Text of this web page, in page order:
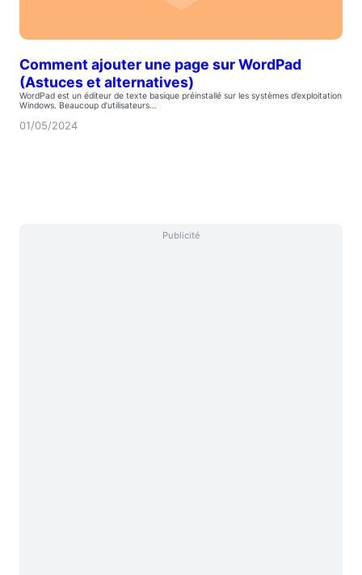
Comment ajouter une page sur WordPad
(Astuces et alternatives)
WordPad est un éditeur de texte basique préinstallé sur les systèmes d’exploitation
Windows. Beaucoup d’utilisateurs…
01/05/2024
Publicité